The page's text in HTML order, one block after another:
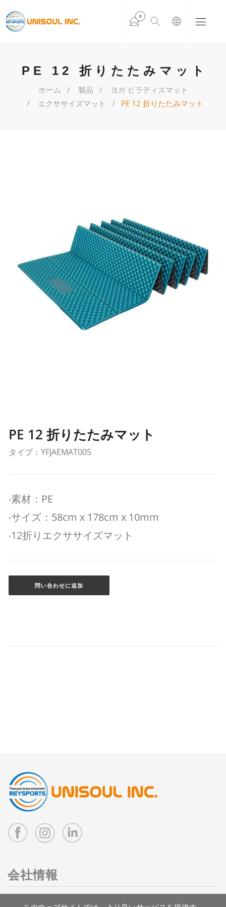
0
PE 12 折りたたみマット
ホーム 製品
ヨガ ピラティスマット
エクササイズマット
PE 12 折りたたみマット
PE 12 折りたたみマット
タイプ：YFJAEMAT005
‧素材：PE
‧サイズ：58cm x 178cm x 10mm
‧12折りエクササイズマット
問い合わせに追加
会社情報